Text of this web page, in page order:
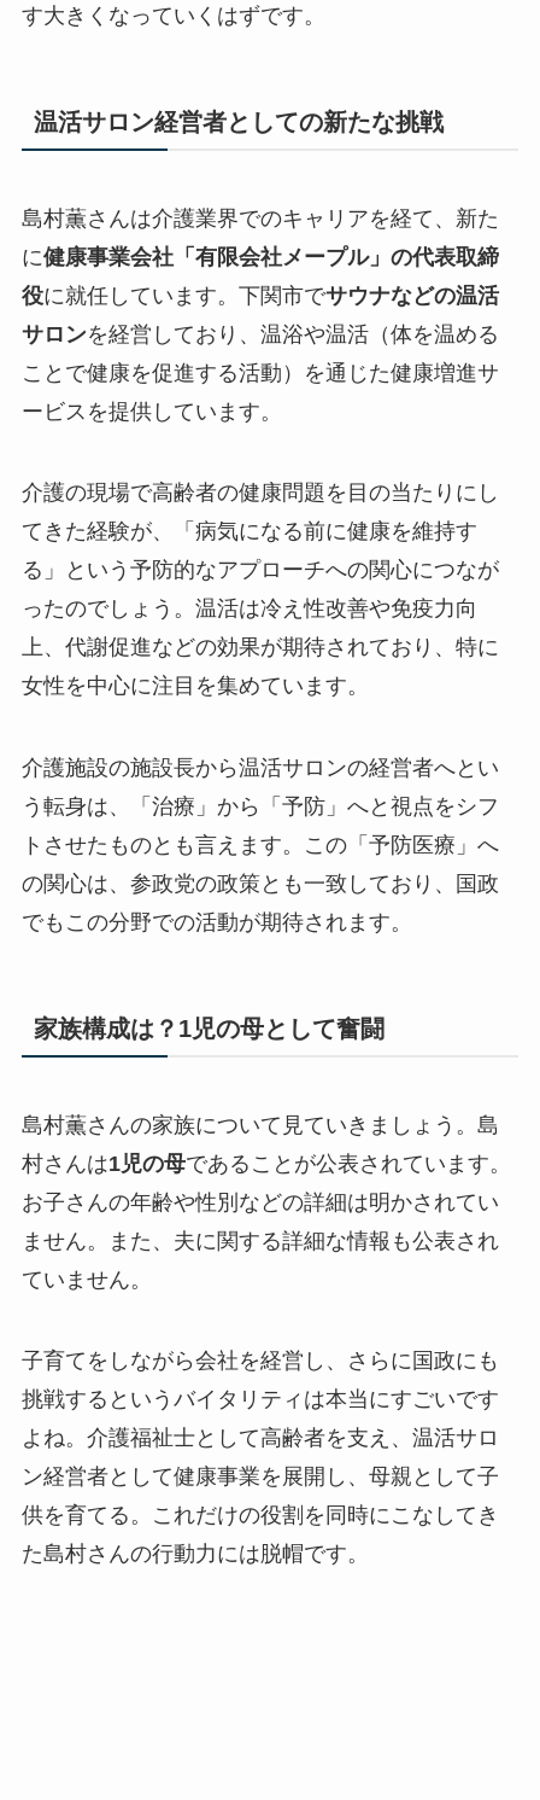
す大きくなっていくはずです。
温活サロン経営者としての新たな挑戦
島村薫さんは介護業界でのキャリアを経て、新た
に健康事業会社「有限会社メープル」の代表取締
役に就任しています。下関市でサウナなどの温活
サロンを経営しており、温浴や温活（体を温める
ことで健康を促進する活動）を通じた健康増進サ
ービスを提供しています。
介護の現場で高齢者の健康問題を目の当たりにし
てきた経験が、「病気になる前に健康を維持す
る」という予防的なアプローチへの関心につなが
ったのでしょう。 温活は冷え性改善や免疫力向
上、代謝促進などの効果が期待されており、特に
女性を中心に注目を集めています。
介護施設の施設長から温活サロンの経営者へとい
う転身は、「治療」から「予防」へと視点をシフ
トさせたものとも言えます。この「予防医療」へ
の関心は、参政党の政策とも一致しており、国政
でもこの分野での活動が期待されます。
家族構成は？1児の母として奮闘
島村薫さんの家族について見ていきましょう。島
村さんは1児の母であることが公表されています。
お子さんの年齢や性別などの詳細は明かされてい
ません。また、夫に関する詳細な情報も公表され
ていません。
子育てをしながら会社を経営し、さらに国政にも
挑戦するというバイタリティ は本当にすごいです
よね。介護福祉士として高齢者を支え、温活サロ
ン経営者として健康事業を展開し、母親として子
供を育てる。これだけの役割を同時にこなしてき
た島村さんの行動力には脱帽です。